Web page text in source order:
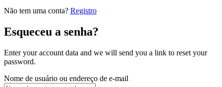
Não tem uma conta? Registro
Esqueceu a senha?
Enter your account data and we will send you a link to reset your
password.
Nome de usuário ou endereço de e-mail